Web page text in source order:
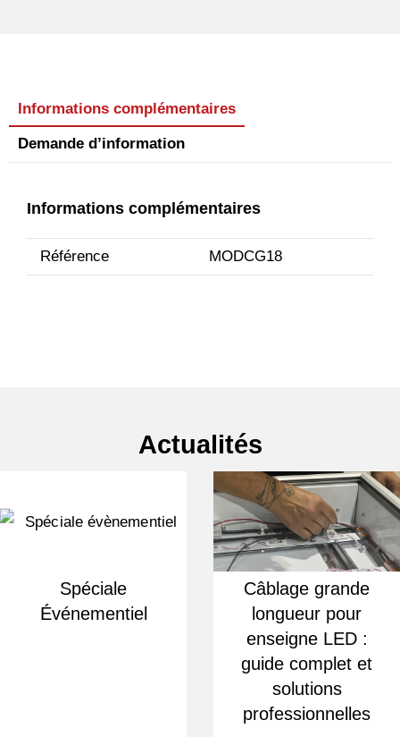
Informations complémentaires
Demande d’information
Informations complémentaires
Référence MODCG18
Actualités
Spéciale
Événementiel
Câblage grande
longueur pour
enseigne LED :
guide complet et
solutions
professionnelles